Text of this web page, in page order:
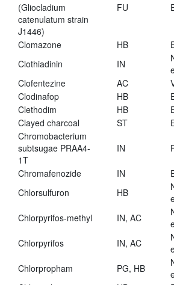
(Gliocladium
catenulatum strain
J1446)
FU
Clomazone HB
Clothiadinin
IN
Clofentezine
AC
Clodinafop
HB
Clethodim
HB
Clayed charcoal
ST
Chromobacterium
subtsugae PRAA4-
1T
IN
Chromafenozide IN
Chlorsulfuron
HB
Chlorpyrifos-methyl
IN, AC
Chlorpyrifos
IN, AC
Chlorpropham
PG, HB